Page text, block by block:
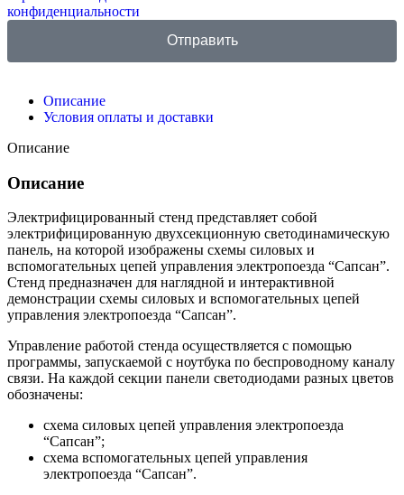
конфиденциальности
Отправить
Описание
Условия оплаты и доставки
Описание
Описание
Электрифицированный стенд представляет собой
электрифицированную двухсекционную светодинамическую
панель, на которой изображены схемы силовых и
вспомогательных цепей управления электропоезда “Сапсан”.
Стенд предназначен для наглядной и интерактивной
демонстрации схемы силовых и вспомогательных цепей
управления электропоезда “Сапсан”.
Управление работой стенда осуществляется с помощью
программы, запускаемой с ноутбука по беспроводному каналу
связи. На каждой секции панели светодиодами разных цветов
обозначены:
схема силовых цепей управления электропоезда
“Сапсан”;
схема вспомогательных цепей управления
электропоезда “Сапсан”.